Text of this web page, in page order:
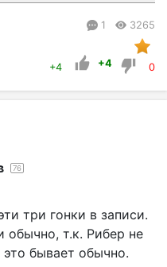
1 3265
+4 +4 0
76
три гонки в записи.
обычно, т.к. Рибер не
это бывает обычно.